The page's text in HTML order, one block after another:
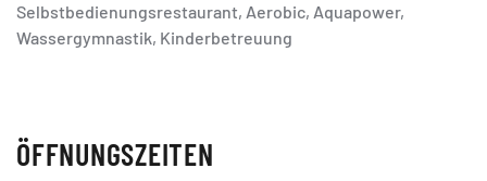
Selbstbedienungsrestaurant, Aerobic, Aquapower,
Wassergymnastik, Kinderbetreuung
ÖFFNUNGSZEITEN